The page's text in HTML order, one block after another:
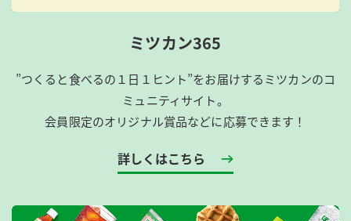
ミツカン365
”つくると食べるの１日１ヒント”をお届けするミツカンのコ
ミュニティサイト。
会員限定のオリジナル賞品などに応募できます！
詳しくはこちら